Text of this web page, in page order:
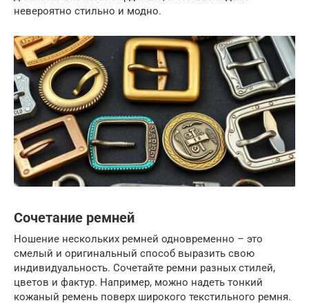
невероятно стильно и модно.
Сочетание ремней
Ношение нескольких ремней одновременно – это
смелый и оригинальный способ выразить свою
индивидуальность. Сочетайте ремни разных стилей,
цветов и фактур. Например, можно надеть тонкий
кожаный ремень поверх широкого текстильного ремня.